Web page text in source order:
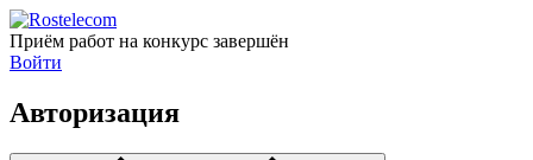
Приём работ на конкурс завершён
Войти
Авторизация